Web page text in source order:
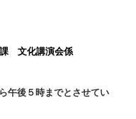
文化講演会係
後５時までとさせてい